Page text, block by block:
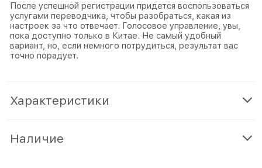
После успешной регистрации придется воспользоваться
услугами переводчика, чтобы разобраться, какая из
настроек за что отвечает. Голосовое управление, увы,
пока доступно только в Китае. Не самый удобный
вариант, но, если немного потрудиться, результат вас
точно порадует.
Характеристики
Наличие